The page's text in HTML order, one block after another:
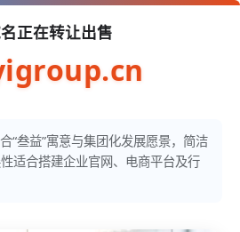
正在转让出售
叁益”寓意与集团化发展愿景，简洁
适合搭建企业官网、电商平台及行